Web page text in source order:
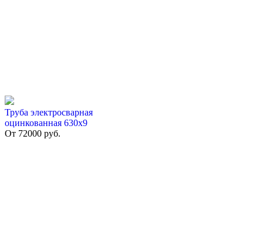
Труба электросварная
оцинкованная 630х9
От 72000 руб.